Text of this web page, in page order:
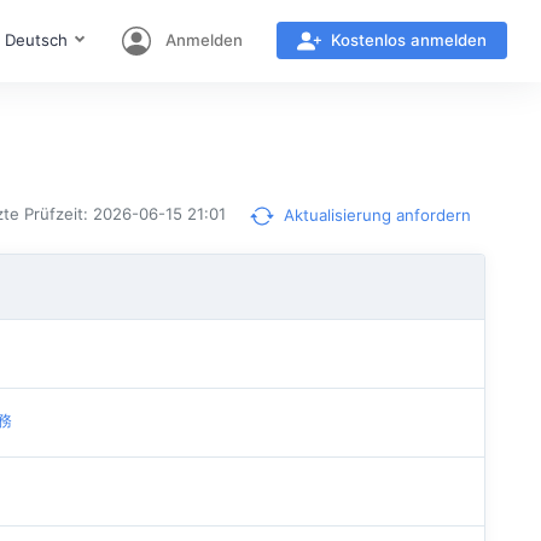
Deutsch Anmelden Kostenlos anmelden
Prüfzeit: 2026-06-15 21:01 Aktualisierung anfordern